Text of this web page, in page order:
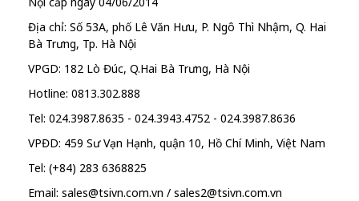
Địa chỉ: Số 53A, phố Lê Văn Hưu, P. Ngô Thì Nhậm, Q. Hai
Bà Trưng, Tp. Hà Nội
VPGD: 182 Lò Đúc, Q.Hai Bà Trưng, Hà Nội
Hotline: 0813.302.888
Tel: 024.3987.8635 - 024.3943.4752 - 024.3987.8636
VPĐD: 459 Sư Vạn Hạnh, quận 10, Hồ Chí Minh, Việt Nam
Tel: (+84) 283 6368825
Email: sales@tsivn.com.vn / sales2@tsivn.com.vn